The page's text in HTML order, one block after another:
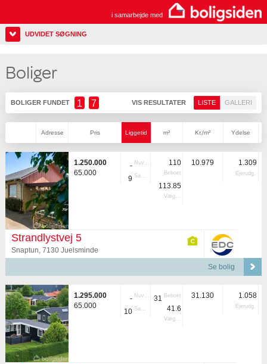
i samarbejde med
UDVIDET SØGNING
Boliger
BOLIGER FUNDET 1 7 VIS RESULTATER LISTE GALLERI
Adresse Pris Liggetid m² Kr./m² Ydelse
1.250.000
65.000
- Nuvær.
9 Samlet
110
Beboet
113.85
Vægtet
10.979 1.309
Ejerudg.
Strandlystvej 5
Snaptun, 7130 Juelsminde
Se bolig
1.295.000
65.000
- Nuvær.
10 Samlet
31 Beboet
41.6
Vægtet
31.130 1.058
Ejerudg.